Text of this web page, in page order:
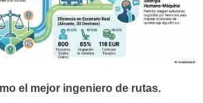
el mejor ingeniero de rutas.